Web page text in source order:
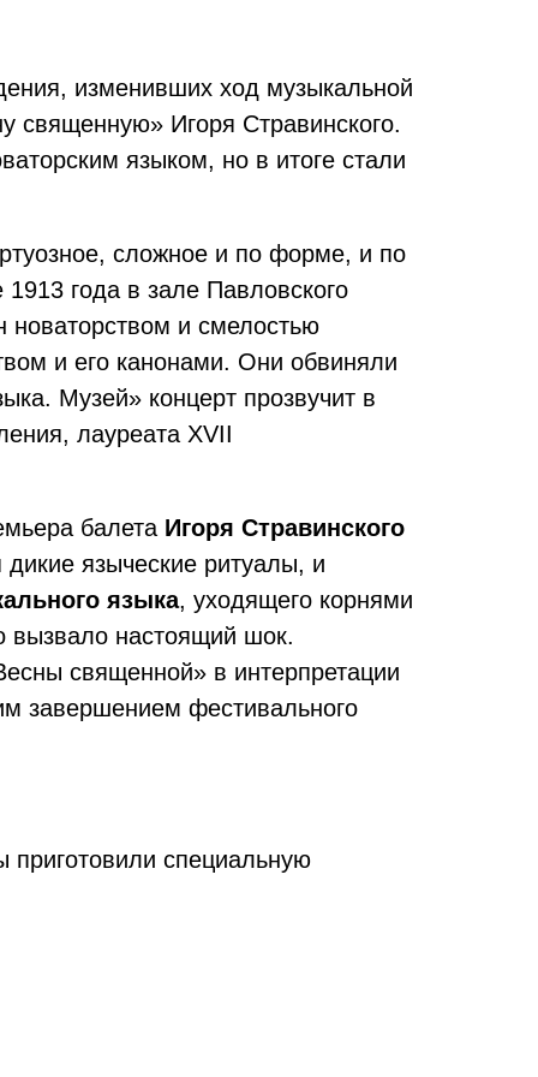
изменивших ход музыкальной
священную» Игоря Стравинского.
языком, но в итоге стали
сложное и по форме, и по
года в зале Павловского
новаторством и смелостью
и его канонами. Они обвиняли
Музей» концерт прозвучит в
лауреата XVII
балета Игоря Стравинского
языческие ритуалы, и
языка, уходящего корнями
вызвало настоящий шок.
священной» в интерпретации
завершением фестивального
специальную